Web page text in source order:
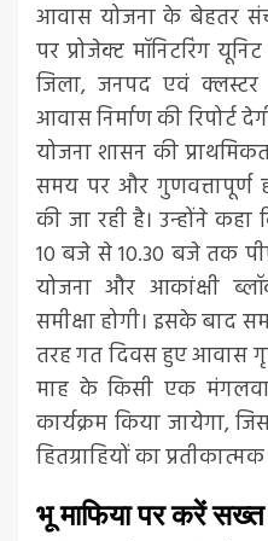
आवास योजना के बेहतर
पर प्रोजेक्ट मॉनिटरिंग
जिला, जनपद एवं क्लस्टर
आवास निर्माण की रिपोर्ट
योजना शासन की
समय पर और गुणवत्तापूर्ण
की जा रही है। उन्होंने
10 बजे से 10.30 बजे तक
योजना और आकांक्षी
समीक्षा होगी। इसके बाद
तरह गत दिवस हुए आवास
माह के किसी एक
कार्यक्रम किया जायेगा,
हितग्राहियों का
भू माफिया पर करें सख्त